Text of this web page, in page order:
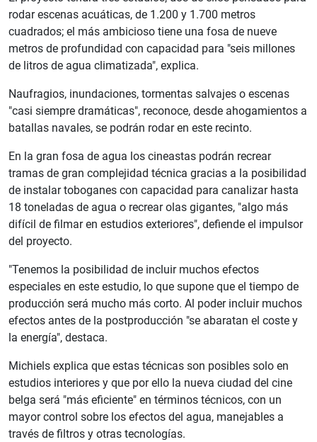
rodar escenas acuáticas, de 1.200 y 1.700 metros
cuadrados; el más ambicioso tiene una fosa de nueve
metros de profundidad con capacidad para "seis millones
de litros de agua climatizada", explica.
Naufragios, inundaciones, tormentas salvajes o escenas
"casi siempre dramáticas", reconoce, desde ahogamientos a
batallas navales, se podrán rodar en este recinto.
En la gran fosa de agua los cineastas podrán recrear
tramas de gran complejidad técnica gracias a la posibilidad
de instalar toboganes con capacidad para canalizar hasta
18 toneladas de agua o recrear olas gigantes, "algo más
difícil de filmar en estudios exteriores", defiende el impulsor
del proyecto.
"Tenemos la posibilidad de incluir muchos efectos
especiales en este estudio, lo que supone que el tiempo de
producción será mucho más corto. Al poder incluir muchos
efectos antes de la postproducción "se abaratan el coste y
la energía", destaca.
Michiels explica que estas técnicas son posibles solo en
estudios interiores y que por ello la nueva ciudad del cine
belga será "más eficiente" en términos técnicos, con un
mayor control sobre los efectos del agua, manejables a
través de filtros y otras tecnologías.